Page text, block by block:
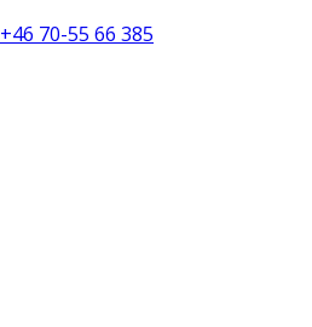
+46 70-55 66 385